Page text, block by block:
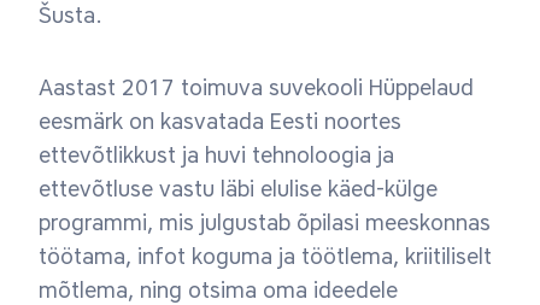
Šusta.
Aastast 2017 toimuva suvekooli Hüppelaud
eesmärk on kasvatada Eesti noortes
ettevõtlikkust ja huvi tehnoloogia ja
ettevõtluse vastu läbi elulise käed-külge
programmi, mis julgustab õpilasi meeskonnas
töötama, infot koguma ja töötlema, kriitiliselt
mõtlema, ning otsima oma ideedele